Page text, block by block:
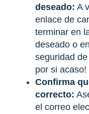
deseado: A
enlace de
terminar en
deseado o
seguridad
por si acaso!
Confirma
correcto:
el correo